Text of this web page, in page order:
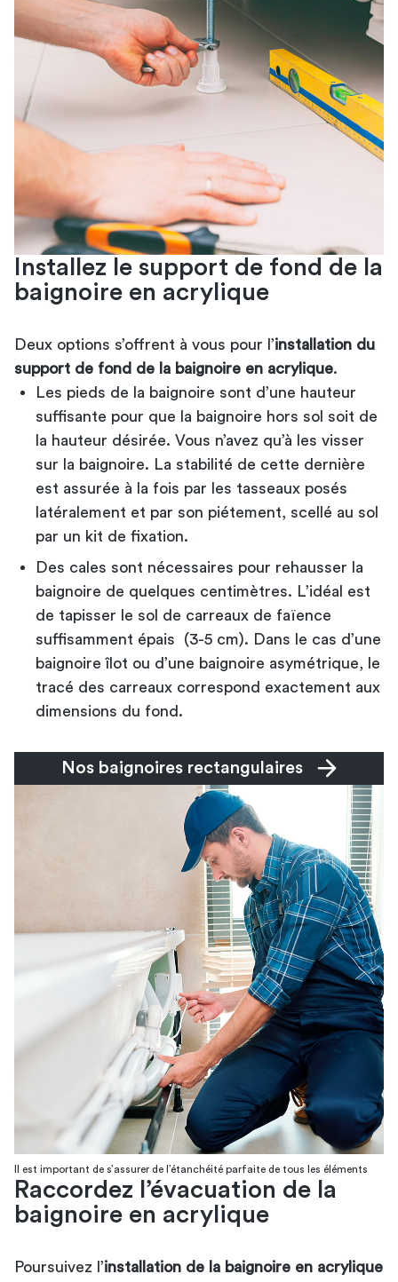
Il est important de s’assurer de l’étanchéité parfaite de tous les éléments
Installez le support de fond de la
baignoire en acrylique
Deux options s’offrent à vous pour l’installation du
support de fond de la baignoire en acrylique.
Les pieds de la baignoire sont d’une hauteur
suffisante pour que la baignoire hors sol soit de
la hauteur désirée. Vous n’avez qu’à les visser
sur la baignoire. La stabilité de cette dernière
est assurée à la fois par les tasseaux posés
latéralement et par son piétement, scellé au sol
par un kit de fixation.
Des cales sont nécessaires pour rehausser la
baignoire de quelques centimètres. L’idéal est
de tapisser le sol de carreaux de faïence
suffisamment épais (3-5 cm). Dans le cas d’une
baignoire îlot ou d’une baignoire asymétrique, le
tracé des carreaux correspond exactement aux
dimensions du fond.
Nos baignoires rectangulaires
Raccordez l’évacuation de la
baignoire en acrylique
Poursuivez l’installation de la baignoire en acrylique